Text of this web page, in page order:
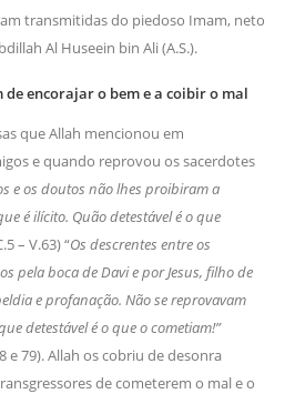
Exteriores da
do Irã
de Abril, o Centro Islâmico no
Islâmica do Irã, Sr. Kamal
visitando
transmitidas do piedoso Imam, neto
Al Huseein bin Ali (A.S.).
de encorajar o bem e a coibir o mal
que Allah mencionou em
e quando reprovou os sacerdotes
e os doutos não lhes proibiram a
é ilícito. Quão detestável é o que
– V.63) “Os descrentes entre os
pela boca de Davi e por Jesus, filho de
e profanação. Não se reprovavam
detestável é o que o cometiam!”
e 79). Allah os cobriu de desonra
de cometerem o mal e o